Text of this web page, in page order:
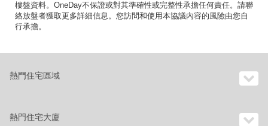
樓盤資料。OneDay不保證或對其準確性或完整性承擔任何責任。請聯
絡放盤者獲取更多詳細信息。您訪問和使用本協議內容的風險由您自
行承擔。
熱門住宅區域
熱門住宅大廈